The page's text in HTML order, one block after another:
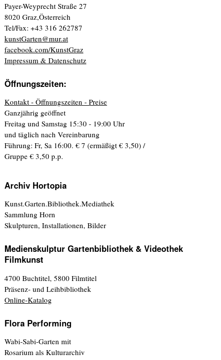
Payer-Weyprecht Straße 27
8020 Graz,Österreich
Tel/Fax: +43 316 262787
kunstGarten@mur.at
facebook.com/KunstGraz
Impressum & Datenschutz
Öffnungszeiten:
Kontakt - Öffnungszeiten - Preise
Ganzjährig geöffnet
Freitag und Samstag 15:30 - 19:00 Uhr
und täglich nach Vereinbarung
Führung: Fr, Sa 16:00. € 7 (ermäßigt € 3,50) /
Gruppe € 3,50 p.p.
Archiv Hortopia
Kunst.Garten.Bibliothek.Mediathek
Sammlung Horn
Skulpturen, Installationen, Bilder
Medienskulptur Gartenbibliothek & Videothek
Filmkunst
4700 Buchtitel, 5800 Filmtitel
Präsenz- und Leihbibliothek
Online-Katalog
Flora Performing
Wabi-Sabi-Garten mit
Rosarium als Kulturarchiv